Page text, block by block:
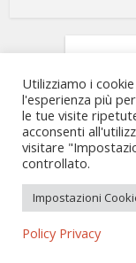
Eventi
Gallery
News
Prossimi
Utilizziamo i
l'esperienza più
le tue visite
acconsenti
visitare
controllato.
Impostazioni
Policy Privacy